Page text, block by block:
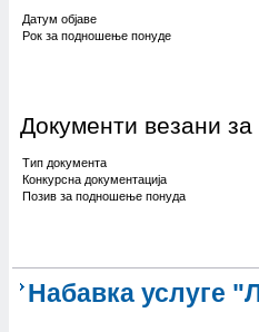
Датум објаве
Рок за подношење понуде
Документи везани за
Тип документа
Конкурсна документација
Позив за подношење понуда
Набавка услуге